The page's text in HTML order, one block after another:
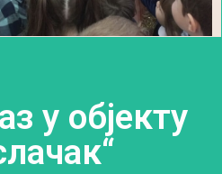
у објекту